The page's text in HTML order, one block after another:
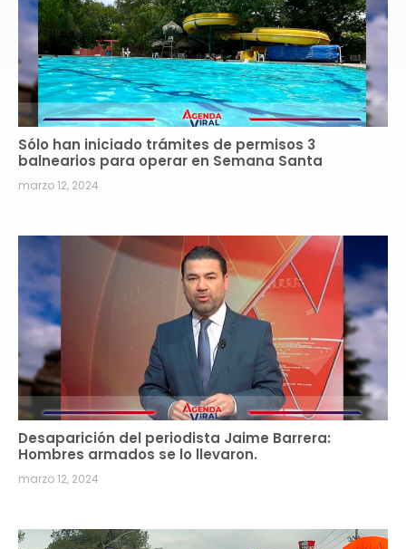
Sólo han iniciado trámites de permisos 3
balnearios para operar en Semana Santa
marzo 12, 2024
Desaparición del periodista Jaime Barrera:
Hombres armados se lo llevaron.
marzo 12, 2024